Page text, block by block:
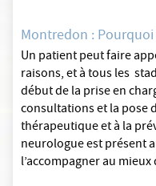
Montredon :
Un patient peut faire
raisons, et à tous les
début de la prise en
consultations et la pose
thérapeutique et à la
neurologue est présent
l’accompagner au